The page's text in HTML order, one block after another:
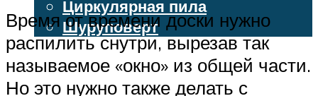
Циркулярная пила
Шуруповерт
Меню
Время от времени доски нужно
распилить снутри, вырезав так
называемое «окно» из общей части.
Но это нужно также делать с